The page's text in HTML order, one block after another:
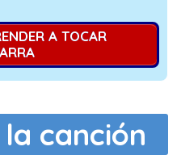
A TOCAR
canción